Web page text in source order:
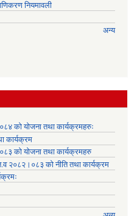
नियमावली
अन्य
को योजना तथा कार्यक्रमहरुः
कार्यक्रम
को योजना तथा कार्यक्रमहरु
२०८२।०८३ को नीति तथा कार्यक्रम